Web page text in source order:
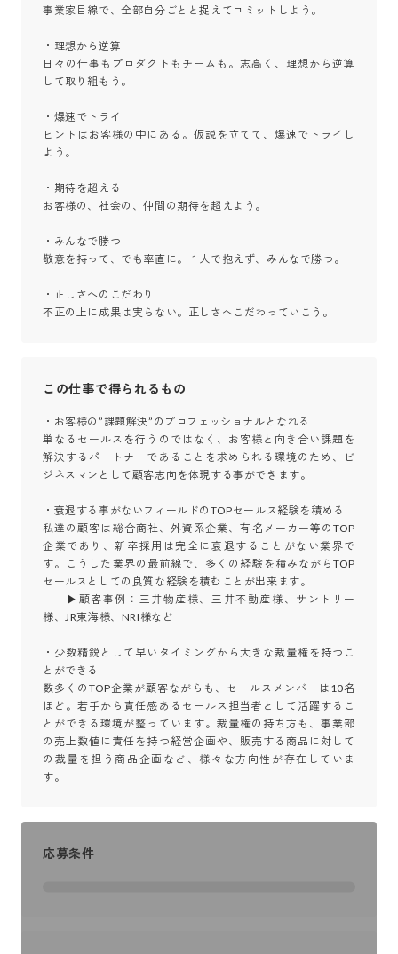
事業家目線で、全部自分ごとと捉えてコミットしよう。
・理想から逆算
日々の仕事もプロダクトもチームも。志高く、理想から逆算
して取り組もう。
・爆速でトライ
ヒントはお客様の中にある。仮説を立てて、爆速でトライし
よう。
・期待を超える
お客様の、社会の、仲間の期待を超えよう。
・みんなで勝つ
敬意を持って、でも率直に。１人で抱えず、みんなで勝つ。
・正しさへのこだわり
不正の上に成果は実らない。正しさへこだわっていこう。
この仕事で得られるもの
・お客様の”課題解決”のプロフェッショナルとなれる
単なるセールスを行うのではなく、お客様と向き合い課題を
解決するパートナーであることを求められる環境のため、ビ
ジネスマンとして顧客志向を体現する事ができます。
・衰退する事がないフィールドのTOPセールス経験を積める
私達の顧客は総合商社、外資系企業、有名メーカー等のTOP
企業であり、新卒採用は完全に衰退することがない業界で
す。こうした業界の最前線で、多くの経験を積みながらTOP
セールスとしての良質な経験を積むことが出来ます。
▶顧客事例：三井物産様、三井不動産様、サントリー
様、JR東海様、NRI様など
・少数精鋭として早いタイミングから大きな裁量権を持つこ
とができる
数多くのTOP企業が顧客ながらも、セールスメンバーは10名
ほど。若手から責任感あるセールス担当者として活躍するこ
とができる環境が整っています。裁量権の持ち方も、事業部
の売上数値に責任を持つ経営企画や、販売する商品に対して
の裁量を担う商品企画など、様々な方向性が存在していま
す。
応募条件